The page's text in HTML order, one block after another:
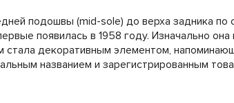
подошвы (mid-sole) до верха задника по
появилась в 1958 году. Изначально она
стала декоративным элементом,
названием и зарегистрированным